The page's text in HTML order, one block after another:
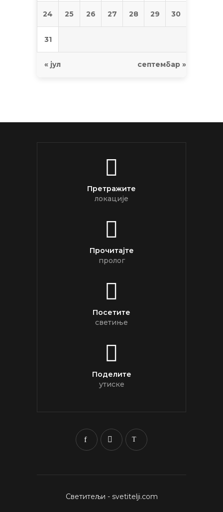
24 25 26 27 28 29 30
31
« јул септембар »
Претражите
локације
Прочитајте
пролог
Посетите
светиње
Поделите
утиске
Светитељи - svetitelji.com